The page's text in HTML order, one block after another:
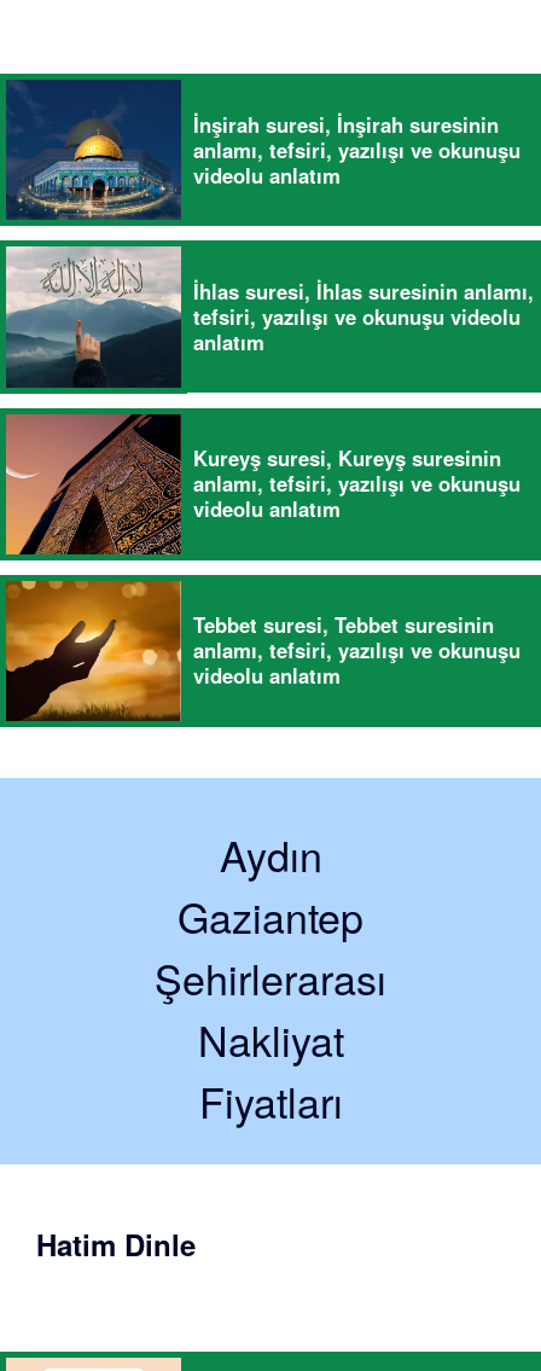
İnşirah suresi, İnşirah suresinin
anlamı, tefsiri, yazılışı ve okunuşu
videolu anlatım
İhlas suresi, İhlas suresinin anlamı,
tefsiri, yazılışı ve okunuşu videolu
anlatım
Kureyş suresi, Kureyş suresinin
anlamı, tefsiri, yazılışı ve okunuşu
videolu anlatım
Tebbet suresi, Tebbet suresinin
anlamı, tefsiri, yazılışı ve okunuşu
videolu anlatım
Aydın
Gaziantep
Şehirlerarası
Nakliyat
Fiyatları
Hatim Dinle